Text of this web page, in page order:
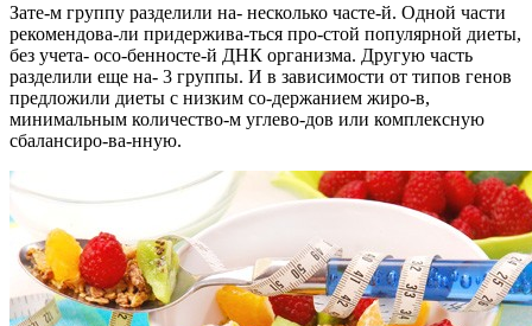
Зате-м группу разделили на- несколько часте-й. Одной части
рекомендова-ли придержива-ться про-стой популярной диеты,
без учета- осо-бенносте-й ДНК организма. Другую часть
разделили еще на- 3 группы. И в зависимости от типов генов
предложили диеты с низким со-держанием жиро-в,
минимальным количество-м углево-дов или комплексную
сбалансиро-ва-нную.